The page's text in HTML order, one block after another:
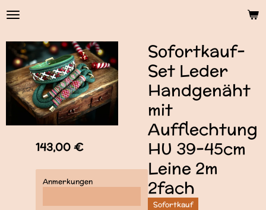
Zum
Hauptinhalt
Sofortkauf-
Set Leder
Handgenäht
mit
Aufflechtung
HU 39-45cm
Leine 2m
2fach
Sofortkauf
143,00 €
Anmerkungen